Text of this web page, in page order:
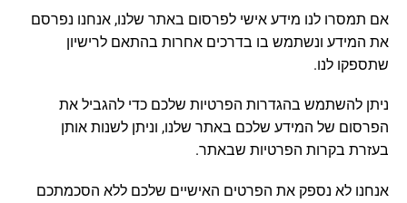
אם תמסרו לנו מידע אישי לפרסום באתר שלנו, אנחנו נפרסם
את המידע ונשתמש בו בדרכים אחרות בהתאם לרישיון
שתספקו לנו.
ניתן להשתמש בהגדרות הפרטיות שלכם כדי להגביל את
הפרסום של המידע שלכם באתר שלנו, וניתן לשנות אותן
בעזרת בקרות הפרטיות שבאתר.
אנחנו לא נספק את הפרטים האישיים שלכם ללא הסכמתכם